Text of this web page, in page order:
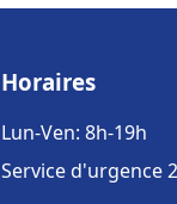
Horaires
Lun-Ven: 8h-19h
Service d'urgence